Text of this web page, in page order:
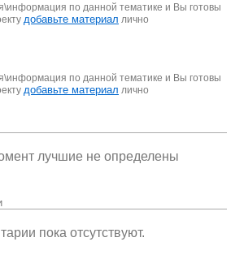
по данной тематике и Вы готовы
добавьте материал лично
по данной тематике и Вы готовы
добавьте материал лично
лучшие не определены
пока отсутствуют.